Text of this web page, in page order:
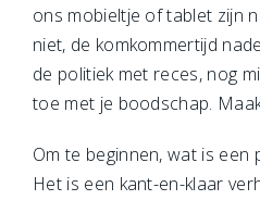
ons mobieltje of tablet zijn
niet, de komkommertijd
de politiek met reces, nog
toe met je boodschap.
Om te beginnen, wat is
Het is een kant-en-klaar